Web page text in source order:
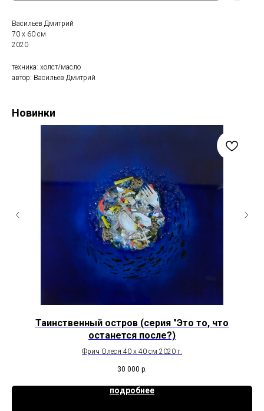
Васильев Дмитрий
70 х 60 см
2020
техника: холст/масло
автор: Васильев Дмитрий
Новинки
Таинственный остров (серия "Это то, что
останется после?)
Фрич Олеся 40 х 40 см 2020 г.
30 000 р.
подробнее